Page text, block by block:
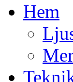
Hem